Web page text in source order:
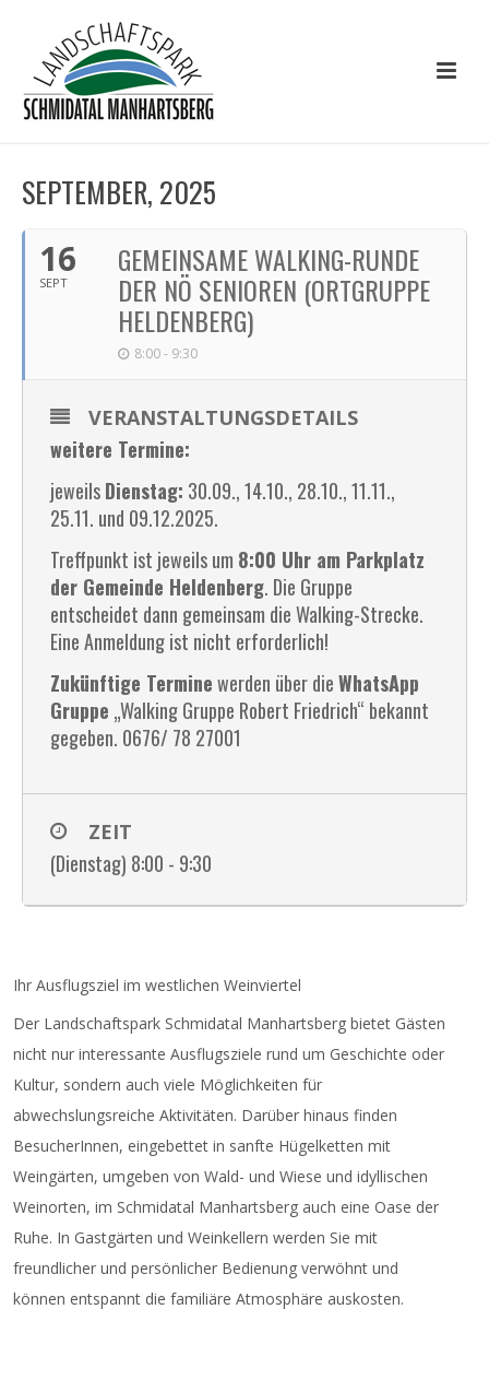
SEPTEMBER, 2025
16
SEPT
GEMEINSAME WALKING-RUNDE
DER NÖ SENIOREN (ORTGRUPPE
HELDENBERG)
8:00 - 9:30
VERANSTALTUNGSDETAILS
weitere Termine:
jeweilsDienstag: 30.09., 14.10., 28.10., 11.11.,
25.11. und 09.12.2025.
Treffpunkt ist jeweils um 8:00 Uhr am Parkplatz
der Gemeinde Heldenberg. Die Gruppe
entscheidet dann gemeinsam die Walking-Strecke.
Eine Anmeldung ist nicht erforderlich!
Zukünftige Terminewerden über dieWhatsApp
Gruppe „Walking Gruppe Robert Friedrich“ bekannt
gegeben. 0676/ 78 27001
ZEIT
(Dienstag) 8:00 - 9:30
Ihr Ausflugsziel im westlichen Weinviertel
Der Landschaftspark Schmidatal Manhartsberg bietet Gästen
nicht nur interessante Ausflugsziele rund um Geschichte oder
Kultur, sondern auch viele Möglichkeiten für
abwechslungsreiche Aktivitäten. Darüber hinaus finden
BesucherInnen, eingebettet in sanfte Hügelketten mit
Weingärten, umgeben von Wald- und Wiese und idyllischen
Weinorten, im Schmidatal Manhartsberg auch eine Oase der
Ruhe. In Gastgärten und Weinkellern werden Sie mit
freundlicher und persönlicher Bedienung verwöhnt und
können entspannt die familiäre Atmosphäre auskosten.